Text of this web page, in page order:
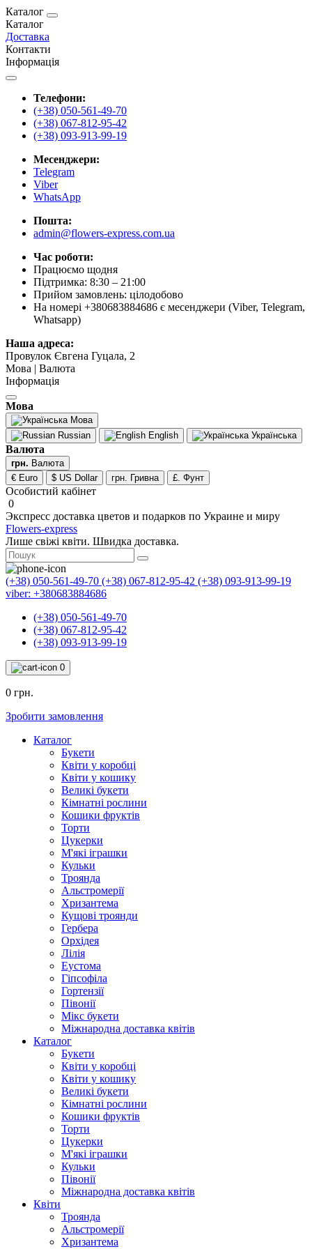
Каталог
Каталог
Доставка
Контакти
Інформація
Телефони:
(+38) 050-561-49-70
(+38) 067-812-95-42
(+38) 093-913-99-19
Месенджери:
Telegram
Viber
WhatsApp
Пошта:
admin@flowers-express.com.ua
Час роботи:
Працюємо щодня
Підтримка: 8:30 – 21:00
Прийом замовлень: цілодобово
На номері +380683884686 є месенджери (Viber, Telegram,
Whatsapp)
Наша адреса:
Провулок Євгена Гуцала, 2
Мова | Валюта
Інформація
Мова
Мова
Russian
English Українська
Валюта
грн. Валюта
€ Euro
$ US Dollar грн. Гривна £. Фунт
Особистий кабінет
0
Экспресс доставка цветов и подарков по Украине и миру
Flowers-express
Лише свіжі квіти. Швидка доставка.
(+38) 050-561-49-70 (+38) 067-812-95-42 (+38) 093-913-99-19
viber: +380683884686
(+38) 050-561-49-70
(+38) 067-812-95-42
(+38) 093-913-99-19
0
0 грн.
Зробити замовлення
Каталог
Букети
Квіти у коробці
Квіти у кошику
Великі букети
Кімнатні рослини
Кошики фруктів
Торти
Цукерки
М'які іграшки
Кульки
Троянда
Альстромерії
Хризантема
Кущові троянди
Гербера
Орхідея
Лілія
Еустома
Гіпсофіла
Гортензії
Півонії
Мікс букети
Міжнародна доставка квітів
Каталог
Букети
Квіти у коробці
Квіти у кошику
Великі букети
Кімнатні рослини
Кошики фруктів
Торти
Цукерки
М'які іграшки
Кульки
Півонії
Міжнародна доставка квітів
Квіти
Троянда
Альстромерії
Хризантема